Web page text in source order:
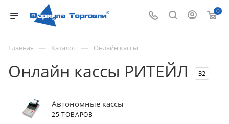
0
Главная — Каталог — Онлайн кассы
Онлайн кассы РИТЕЙЛ 32
Автономные кассы
25 ТОВАРОВ